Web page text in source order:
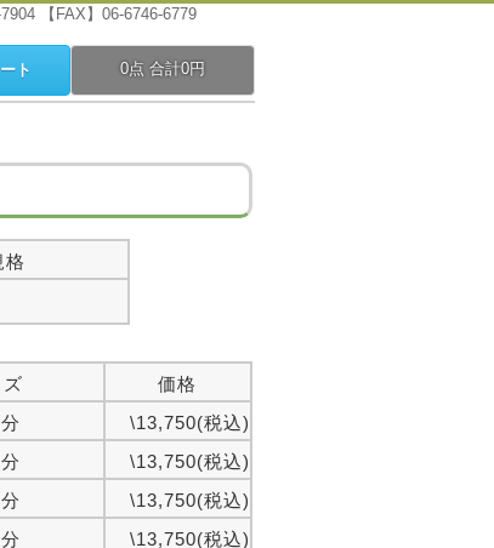
【FAX】06-6746-6779
0点 合計0円
ト
格
価格
\13,750(税込)
\13,750(税込)
\13,750(税込)
\13,750(税込)